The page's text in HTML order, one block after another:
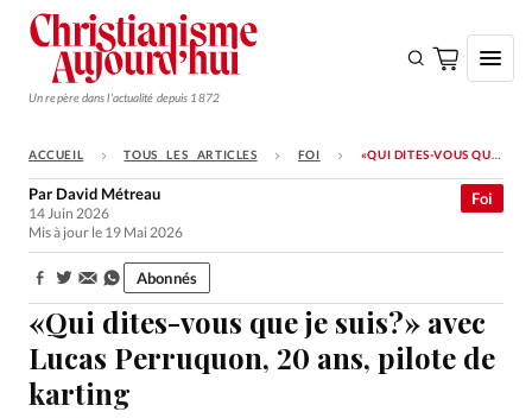
Un repère dans l'actualité depuis 1872
S'ABONNER
Monde
Opinions
Tous les articles
Faire un don
ACCUEIL TOUS LES ARTICLES FOI «QUI DITES-VOUS QUE JE SUIS?» AVEC LUCAS PERRUQUON, 20 ANS, PILOTE DE KARTING
«Qui dites-vous que je suis?» avec
Lucas Perruquon, 20 ans, pilote de
karting
Foi
Par David Métreau
14 Juin 2026
Mis à jour le 19 Mai 2026
Partager: Abonnés